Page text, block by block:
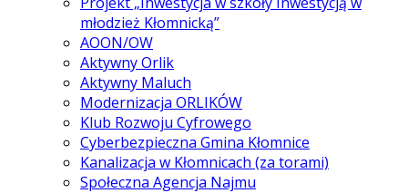
młodzież Kłomnicką”
AOON/OW
Aktywny Orlik
Aktywny Maluch
Modernizacja ORLIKÓW
Klub Rozwoju Cyfrowego
Cyberbezpieczna Gmina Kłomnice
Kanalizacja w Kłomnicach (za torami)
Społeczna Agencja Najmu